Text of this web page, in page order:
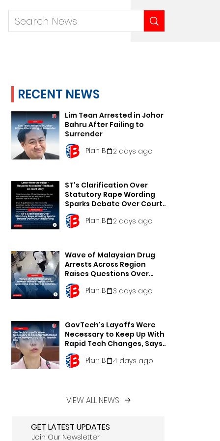
RECENT NEWS
Lim Tean Arrested in Johor
Bahru After Failing to
Surrender
Plan B
2 days ago
ST's Clarification Over
Statutory Rape Wording
Sparks Debate Over Court
Reporting
Plan B 2 days ago
Wave of Malaysian Drug
Arrests Across Region
Raises Questions Over
Border Controls
Plan B 3 days ago
GovTech's Layoffs Were
Necessary to Keep Up With
Rapid Tech Changes, Says
Min. Jasmin Lau
Plan B 4 days ago
VIEW ALL NEWS
GET LATEST UPDATES
Join Our Newsletter